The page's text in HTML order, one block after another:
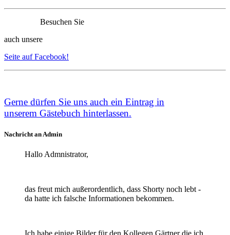
Besuchen Sie
auch unsere
Seite auf Facebook!
Gerne dürfen Sie uns auch ein Eintrag in
unserem Gästebuch hinterlassen.
Nachricht an Admin
Hallo Admnistrator,
das freut mich außerordentlich, dass Shorty noch lebt -
da hatte ich falsche Informationen bekommen.